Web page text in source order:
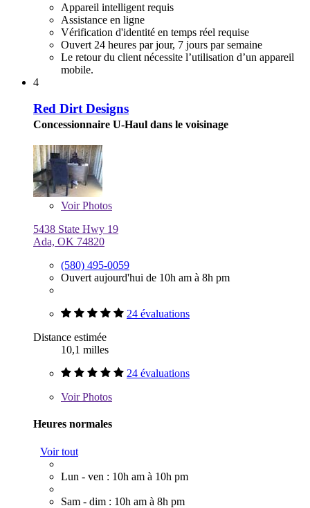
Appareil intelligent requis
Assistance en ligne
Vérification d'identité en temps réel requise
Ouvert 24 heures par jour, 7 jours par semaine
Le retour du client nécessite l’utilisation d’un appareil
mobile.
4
Red Dirt Designs
Concessionnaire U-Haul dans le voisinage
VoirPhotos
5438 State Hwy 19
Ada, OK 74820
(580) 495-0059
Ouvert aujourd'hui de 10h am à 8h pm
24 évaluations
Distance estimée
10,1 milles
24 évaluations
VoirPhotos
Heures normales
Voir tout
Lun - ven : 10h am à 10h pm
Sam - dim : 10h am à 8h pm